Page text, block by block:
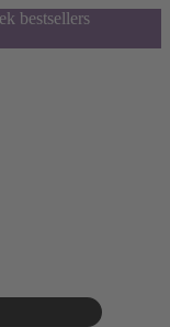
bestsellers